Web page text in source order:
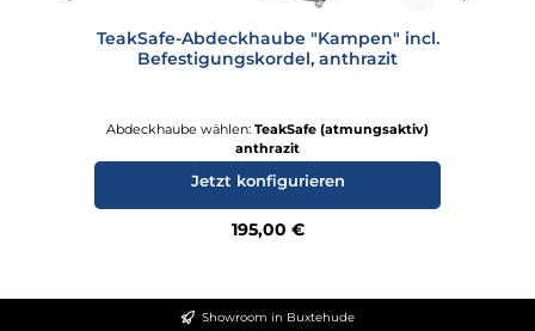
TeakSafe-Abdeckhaube "Kampen" incl.
Befestigungskordel, anthrazit
Abdeckhaube wählen: TeakSafe (atmungsaktiv)
anthrazit
Regulärer Preis:
195,00 €
Jetzt konfigurieren
Showroom in Buxtehude